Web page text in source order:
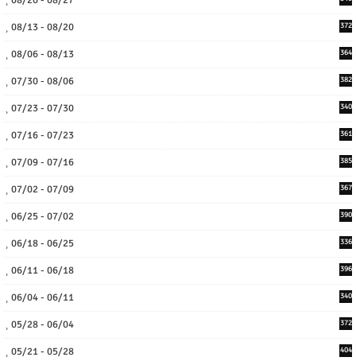
08/13 - 08/20 372
08/06 - 08/13 364
07/30 - 08/06 382
07/23 - 07/30 340
07/16 - 07/23 361
07/09 - 07/16 385
07/02 - 07/09 367
06/25 - 07/02 390
06/18 - 06/25 336
06/11 - 06/18 396
06/04 - 06/11 340
05/28 - 06/04 372
05/21 - 05/28 404